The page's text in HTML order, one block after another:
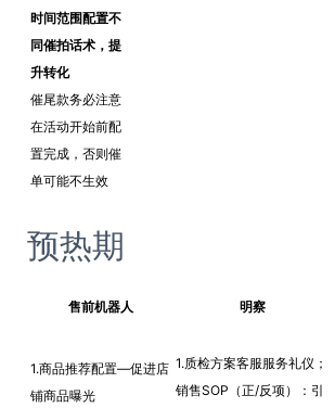
时间范围配置不
同催拍话术，提
升转化
催尾款务必注意
在活动开始前配
置完成，否则催
单可能不生效
预热期
售前机器人 明察
1.商品推荐配置—促进店
铺商品曝光
1.质检方案客服服务礼仪；
销售SOP（正/反项）：引